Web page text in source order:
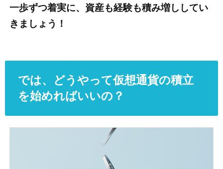
一歩ずつ着実に、資産も経験も積み増ししてい
きましょう！
では、どうやって仮想通貨の積立
を始めればいいの？